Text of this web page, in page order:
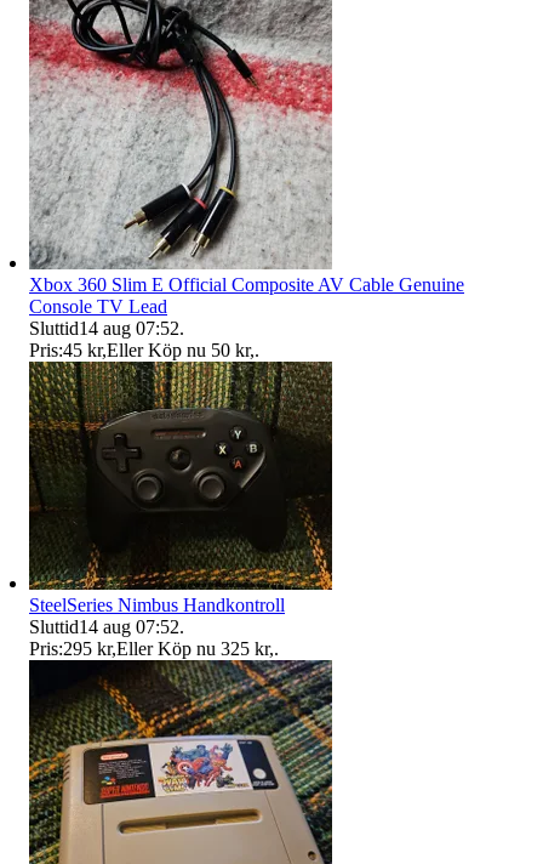
Xbox 360 Slim E Official Composite AV Cable Genuine
Console TV Lead
Sluttid14 aug 07:52.
Pris:45 kr,Eller Köp nu 50 kr,.
SteelSeries Nimbus Handkontroll
Sluttid14 aug 07:52.
Pris:295 kr,Eller Köp nu 325 kr,.